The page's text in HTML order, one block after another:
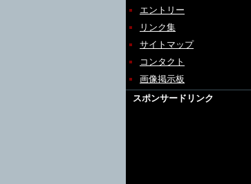
エントリー
リンク集
サイトマップ
コンタクト
画像掲示板
スポンサードリンク